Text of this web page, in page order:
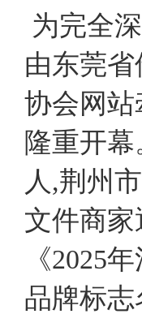
为完全
由东莞
协会网站
隆重开
人,荆州
文件商
《2025
品牌标